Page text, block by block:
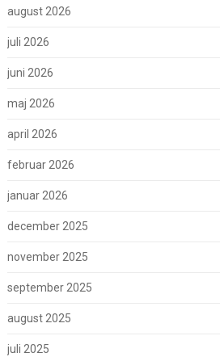
august 2026
juli 2026
juni 2026
maj 2026
april 2026
februar 2026
januar 2026
december 2025
november 2025
september 2025
august 2025
juli 2025